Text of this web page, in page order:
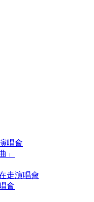
唱會
」
走演唱會
會